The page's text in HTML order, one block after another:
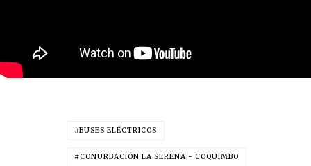
BUSES ELÉCTRICOS
CONURBACIÓN LA SERENA - COQUIMBO